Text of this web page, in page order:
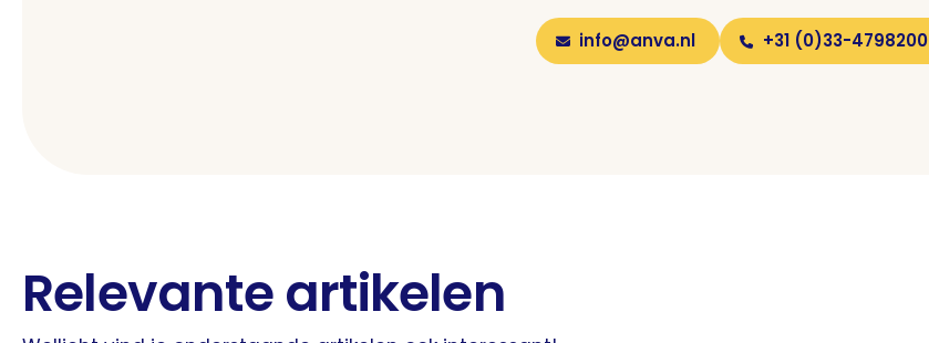
info@anva.nl +31 (0)33-4798200
Relevante artikelen